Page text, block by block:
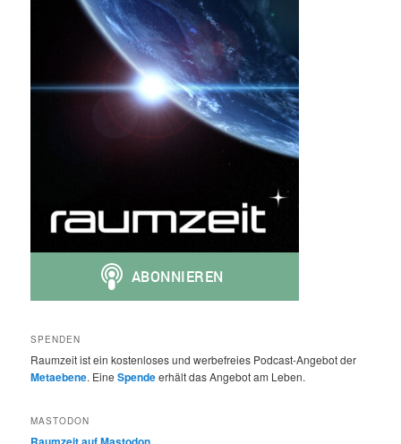
SPENDEN
Raumzeit ist ein kostenloses und werbefreies Podcast-Angebot der
Metaebene. EineSpendeerhält das Angebot am Leben.
MASTODON